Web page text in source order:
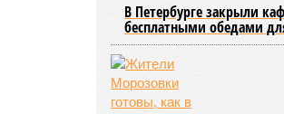
В Петербурге закрыли
бесплатными обедами